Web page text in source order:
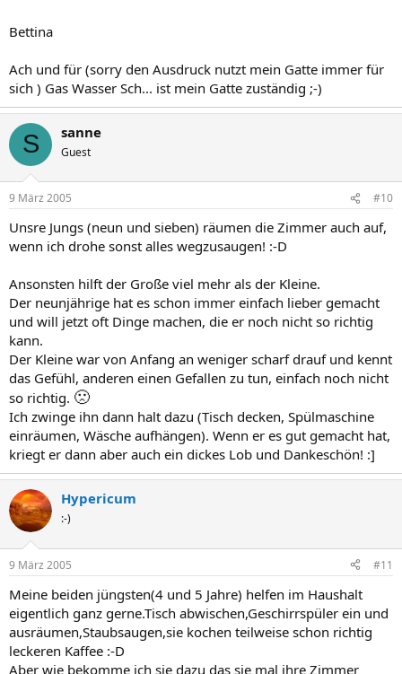
Bettina
Ach und für (sorry den Ausdruck nutzt mein Gatte immer für
sich ) Gas Wasser Sch... ist mein Gatte zuständig ;-)
S sanne
Guest
9 März 2005 #10
Unsre Jungs (neun und sieben) räumen die Zimmer auch auf,
wenn ich drohe sonst alles wegzusaugen! :-D
Ansonsten hilft der Große viel mehr als der Kleine.
Der neunjährige hat es schon immer einfach lieber gemacht
und will jetzt oft Dinge machen, die er noch nicht so richtig
kann.
Der Kleine war von Anfang an weniger scharf drauf und kennt
das Gefühl, anderen einen Gefallen zu tun, einfach noch nicht
so richtig. 🙁
Ich zwinge ihn dann halt dazu (Tisch decken, Spülmaschine
einräumen, Wäsche aufhängen). Wenn er es gut gemacht hat,
kriegt er dann aber auch ein dickes Lob und Dankeschön! :]
Hypericum
:-)
9 März 2005 #11
Meine beiden jüngsten(4 und 5 Jahre) helfen im Haushalt
eigentlich ganz gerne.Tisch abwischen,Geschirrspüler ein und
ausräumen,Staubsaugen,sie kochen teilweise schon richtig
leckeren Kaffee :-D
Aber wie bekomme ich sie dazu das sie mal ihre Zimmer